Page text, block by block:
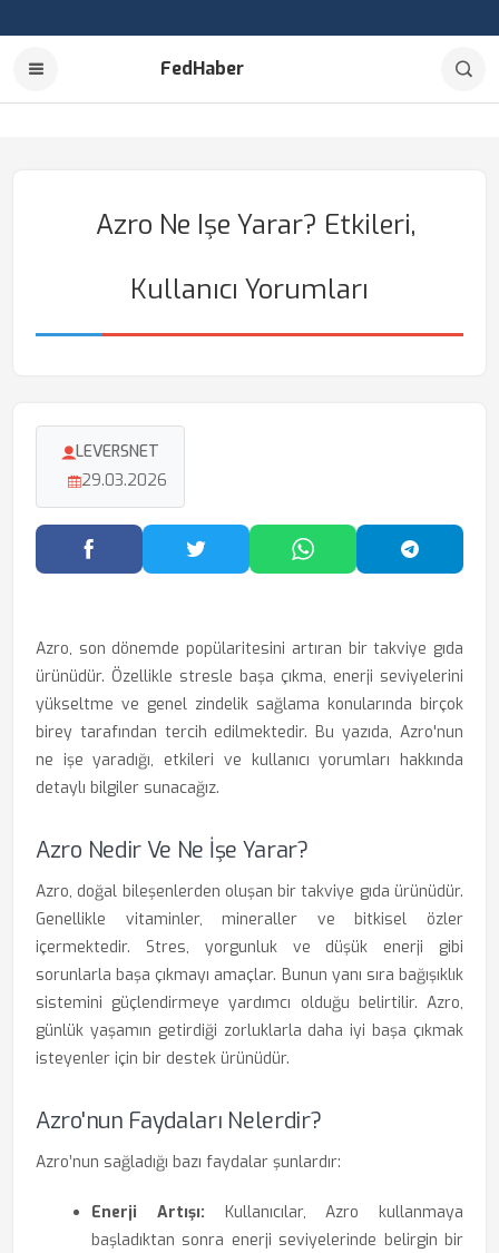
FedHaber
Azro Ne Işe Yarar? Etkileri,
Kullanıcı Yorumları
LEVERSNET
29.03.2026
Facebook'ta PaylaşTwitter'da PaylaşWhatsApp'ta Paylaş
Azro, son dönemde popülaritesini artıran bir takviye gıda
ürünüdür. Özellikle stresle başa çıkma, enerji seviyelerini
yükseltme ve genel zindelik sağlama konularında birçok
birey tarafından tercih edilmektedir. Bu yazıda, Azro'nun
ne işe yaradığı, etkileri ve kullanıcı yorumları hakkında
detaylı bilgiler sunacağız.
Azro Nedir Ve Ne İşe Yarar?
Azro, doğal bileşenlerden oluşan bir takviye gıda ürünüdür.
Genellikle vitaminler, mineraller ve bitkisel özler
içermektedir. Stres, yorgunluk ve düşük enerji gibi
sorunlarla başa çıkmayı amaçlar. Bunun yanı sıra bağışıklık
sistemini güçlendirmeye yardımcı olduğu belirtilir. Azro,
günlük yaşamın getirdiği zorluklarla daha iyi başa çıkmak
isteyenler için bir destek ürünüdür.
Azro'nun Faydaları Nelerdir?
Azro’nun sağladığı bazı faydalar şunlardır:
Enerji Artışı: Kullanıcılar, Azro kullanmaya
başladıktan sonra enerji seviyelerinde belirgin bir